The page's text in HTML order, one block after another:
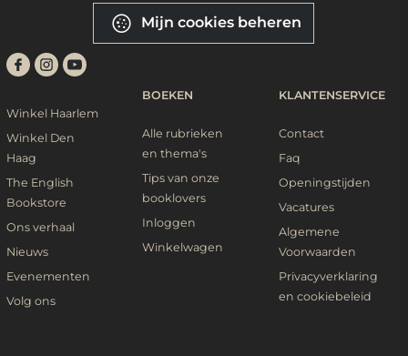
Mijn cookies beheren
Winkel Haarlem
Winkel Den
Haag
The English
Bookstore
Ons verhaal
Nieuws
Evenementen
Volg ons
BOEKEN
Alle rubrieken
en thema's
Tips van onze
booklovers
Inloggen
Winkelwagen
KLANTENSERVICE
Contact
Faq
Openingstijden
Vacatures
Algemene
Voorwaarden
Privacyverklaring
en cookiebeleid